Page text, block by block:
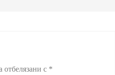
отбелязани с *